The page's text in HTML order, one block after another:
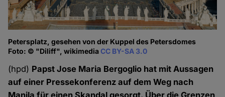
Petersplatz, gesehen von der Kuppel des Petersdomes
Foto: © "Diliff", wikimediaCC BY-SA 3.0
(hpd) Papst Jose Maria Bergoglio hat mit Aussagen
auf einer Pressekonferenz auf dem Weg nach